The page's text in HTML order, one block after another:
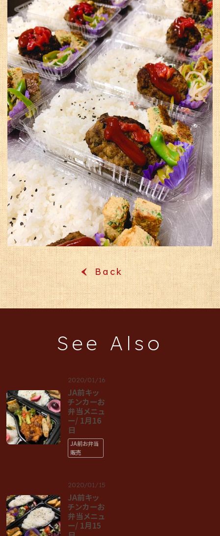
‹ Back
See Also
2020/01/16
JA前キッ
チンカーお
弁当メニュ
ー/ 1月16
日
JA前お弁当
販売
2020/01/15
JA前キッ
チンカーお
弁当メニュ
ー/ 1月15